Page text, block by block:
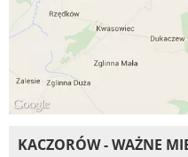
KACZORÓW - WAŻNE